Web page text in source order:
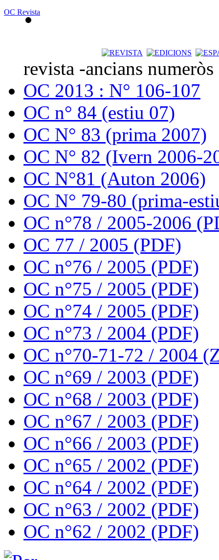
OC Revista
revista -ancians
OC 2013 : N° 106-107
OC n° 84 (estiu 07)
OC N° 83 (prima 2007)
OC N° 82 (Ivern 2006-
OC N°81 (Auton 2006)
OC N° 79-80 (prima-
OC n°78 / 2005-2006
OC 77 / 2005 (PDF)
OC n°76 / 2005 (PDF)
OC n°75 / 2005 (PDF)
OC n°74 / 2005 (PDF)
OC n°73 / 2004 (PDF)
OC n°70-71-72 / 2004
OC n°69 / 2003 (PDF)
OC n°68 / 2003 (PDF)
OC n°67 / 2003 (PDF)
OC n°66 / 2003 (PDF)
OC n°65 / 2002 (PDF)
OC n°64 / 2002 (PDF)
OC n°63 / 2002 (PDF)
OC n°62 / 2002 (PDF)